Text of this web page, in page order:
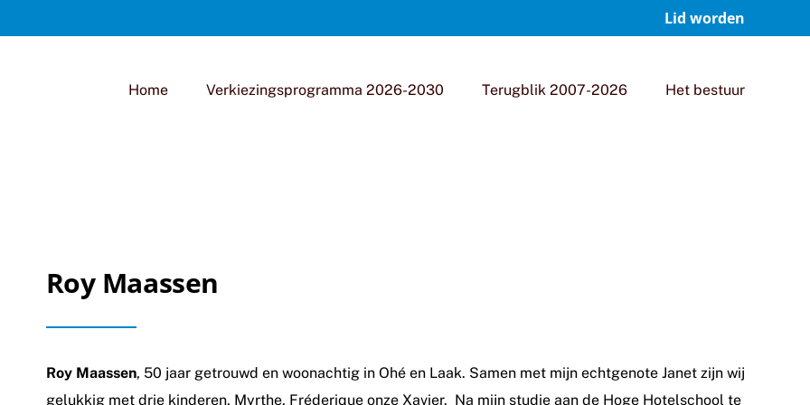
Lid worden
Home Verkiezingsprogramma 2026-2030 Terugblik 2007-2026 Het bestuur
Roy Maassen
Roy Maassen, 50 jaar getrouwd en woonachtig in Ohé en Laak. Samen met mijn echtgenote Janet zijn wij
gelukkig met drie kinderen, Myrthe, Fréderique onze Xavier. Na mijn studie aan de Hoge Hotelschool te